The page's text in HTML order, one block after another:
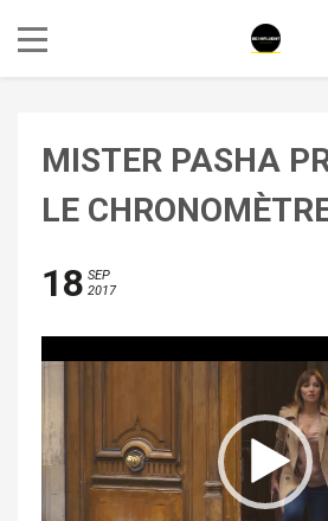
MISTER PASHA
LE
18 SEP
2017